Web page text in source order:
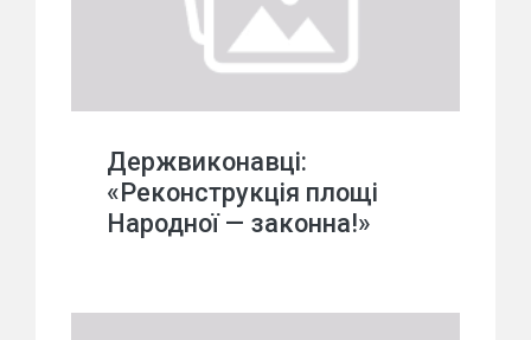
Держвиконавці:
«Реконструкція площі
Народної — законна!»